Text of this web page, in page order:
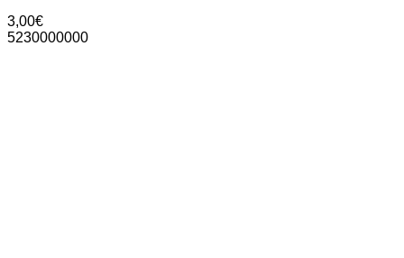
3,00€
5230000000